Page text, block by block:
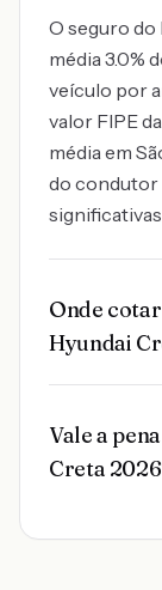
O seguro do
média 3.0%
veículo por
valor FIPE
média em
do condutor
Onde
Hyundai
Vale a
Creta